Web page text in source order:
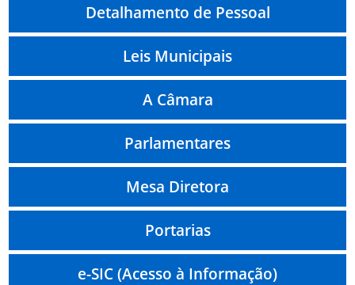
Detalhamento de Pessoal
Leis Municipais
A Câmara
Parlamentares
Mesa Diretora
Portarias
e-SIC (Acesso à Informação)